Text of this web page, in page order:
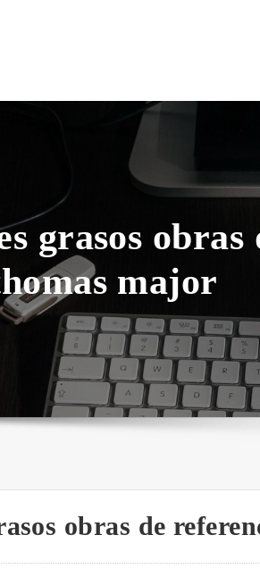
grasos obras
major
obras de